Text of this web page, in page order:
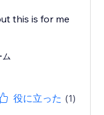
this is for me
役に立った (1)